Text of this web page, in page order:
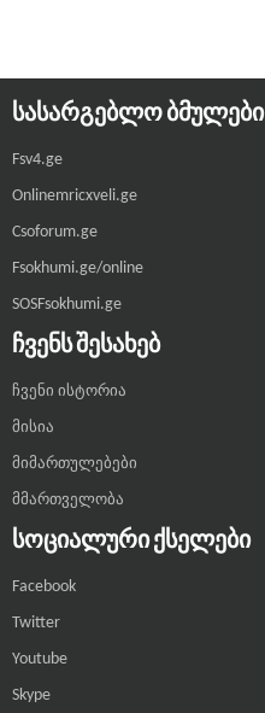
ᲡᲐᲡᲐᲠᲒᲔᲑᲚᲝ ᲑᲛᲣᲚᲔᲑᲘ
Fsv4.ge
Onlinemricxveli.ge
Csoforum.ge
Fsokhumi.ge/online
SOSFsokhumi.ge
ᲩᲕᲔᲜᲡ ᲨᲔᲡᲐᲮᲔᲑ
ჩვენი ისტორია
მისია
მიმართულებები
მმართველობა
ᲡᲝᲪᲘᲐᲚᲣᲠᲘ ᲥᲡᲔᲚᲔᲑᲘ
Facebook
Twitter
Youtube
Skype